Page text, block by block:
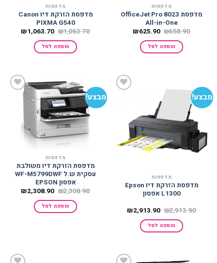
מדפסות
מדפסת OfficeJet Pro 8023
All-in-One
₪658.90 המחיר
היה:
₪658.90.
₪625.90 המחיר
הוספה לסל
מדפסות
מדפסת הזרקת דיו Canon
PIXMA G540
₪1,063.70 המחיר
היה:
₪1,063.70.
₪1,063.70 המחיר
הוספה לסל
מבצע!
מדפסות
מדפסת ‏הזרקת דיו Epson
L1300 אפסון
₪2,913.90 המחיר
היה:
₪2,913.90.
₪2,913.90 המחיר
הוספה לסל
מבצע!
מדפסות
מדפסת הזרקת דיו משולבת
עסקית ש.ל WF-M5799DWF
אפסון EPSON
₪2,308.90 המחיר
היה:
₪2,308.90.
₪2,308.90 המחיר
הוספה לסל